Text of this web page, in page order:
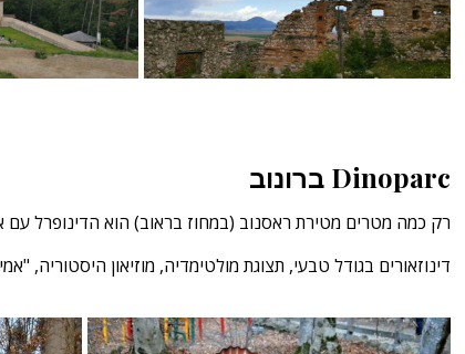
Dinoparc ברונוב
רק כמה מטרים מטירת ראסנוב (במחוז בראוב) הוא הדינופרל עם
דינוזאורים בגודל טבעי, תצוגת מולטימדיה, מוזיאון היסטוריה,